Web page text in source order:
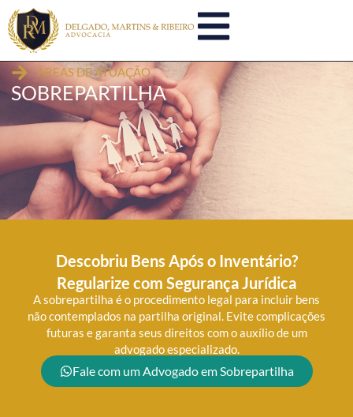
ÁREAS DE ATUAÇÃO
SOBREPARTILHA
Descobriu Bens Após o Inventário?
Regularize com Segurança Jurídica
A sobrepartilha é o procedimento legal para incluir bens
não contemplados na partilha original. Evite complicações
futuras e garanta seus direitos com o auxílio de um
advogado especializado.
Fale com um Advogado em Sobrepartilha